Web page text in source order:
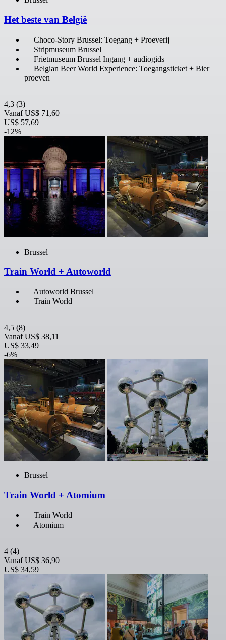
Het beste van België
Choco-Story Brussel: Toegang + Proeverij
Stripmuseum Brussel
Frietmuseum Brussel Ingang + audiogids
Belgian Beer World Experience: Toegangsticket + Bier
proeven
4,3 (3)
Vanaf US$ 71,60
US$ 57,69
-12%
Brussel
Train World + Autoworld
Autoworld Brussel
Train World
4,5 (8)
Vanaf US$ 38,11
US$ 33,49
-6%
Brussel
Train World + Atomium
Train World
Atomium
4 (4)
Vanaf US$ 36,90
US$ 34,59